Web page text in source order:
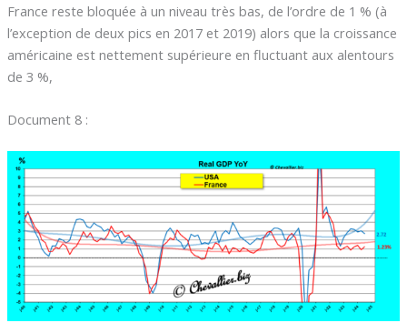
France reste bloquée à un niveau très bas, de l’ordre de 1 % (à
l’exception de deux pics en 2017 et 2019) alors que la croissance
américaine est nettement supérieure en fluctuant aux alentours
de 3 %,
Document 8 :